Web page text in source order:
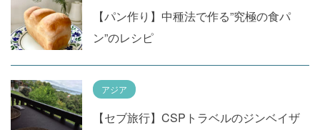
【パン作り】中種法で作る”究極の食パ
ン”のレシピ
アジア
【セブ旅行】CSPトラベルのジンベイザ